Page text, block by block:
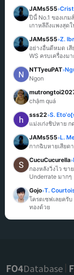
JAMs555»
ปีนี้ No.1 ของเก
เกาหลีถึงแพงสุดใ
JAMs555»Z.
อย่างอื่นดีหมด เสี
WS ครบเครื่องม
NTTyeuPAT»
Ngon
chậm quá
sss22»S. Eto'o
แม่งเก่งชิปหาย
JAMs555»L.
กากฉิบหายเสียด
CucuCucurella»
กองหลังวิ่งไว ขา
Underrate มากๆ
Gojo»T.
โครตเซฟเลยครั
ทองด้วย
FO4Database